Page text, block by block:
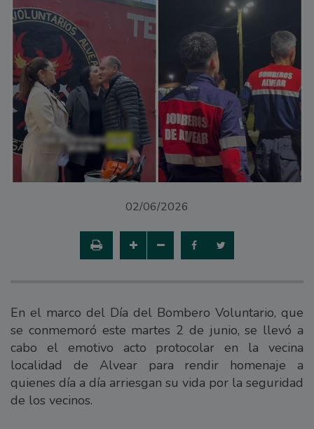
02/06/2026
En el marco del Día del Bombero Voluntario, que
se conmemoró este martes 2 de junio, se llevó a
cabo el emotivo acto protocolar en la vecina
localidad de Alvear para rendir homenaje a
quienes día a día arriesgan su vida por la seguridad
de los vecinos.